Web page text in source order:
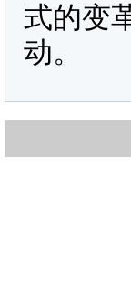
式的变
动。